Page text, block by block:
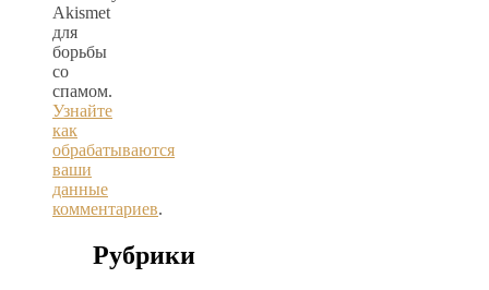
Akismet
для
борьбы
со
спамом.
Узнайте
как
обрабатываются
ваши
данные
комментариев.
Рубрики